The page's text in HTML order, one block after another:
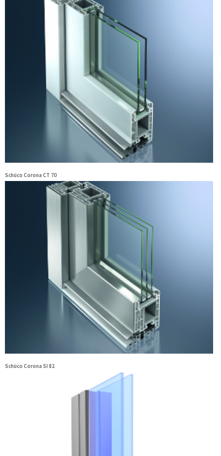
Schüco Corona CT 70
Schüco Corona SI 82